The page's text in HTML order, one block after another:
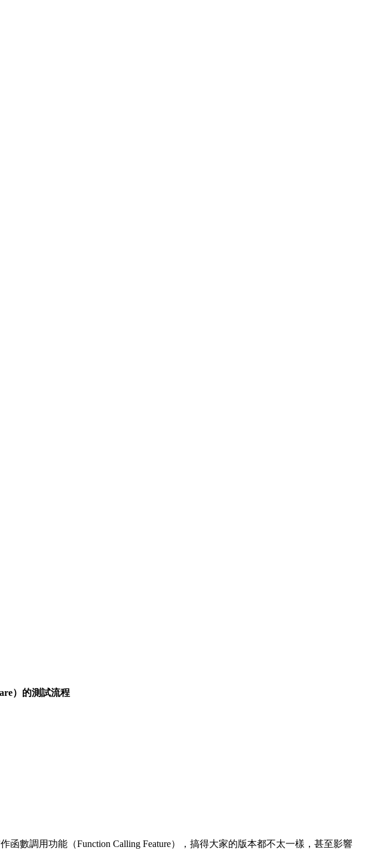
）的測試流程
數調用功能（Function Calling Feature），搞得大家的版本都不太一樣，甚至影響